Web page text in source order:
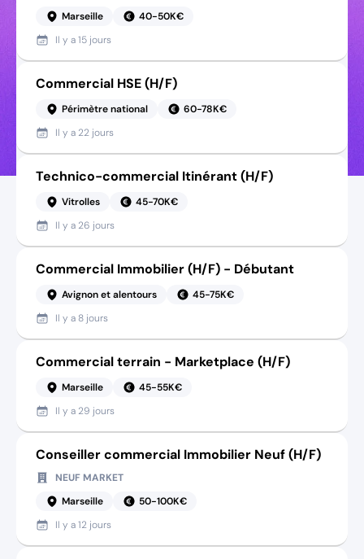
Marseille
40-50K€
Il y a15 jours
Commercial HSE (H/F)
Périmètre national
60-78K€
Il y a 22 jours
Technico-commercial Itinérant (H/F)
Vitrolles
45-70K€
Il y a 26 jours
Commercial Immobilier (H/F) - Débutant
Avignon et alentours
45-75K€
Il y a 8 jours
Commercial terrain - Marketplace (H/F)
Marseille
45-55K€
Il y a 29 jours
Conseiller commercial Immobilier Neuf (H/F)
NEUF MARKET
Marseille
50-100K€
Il y a12 jours